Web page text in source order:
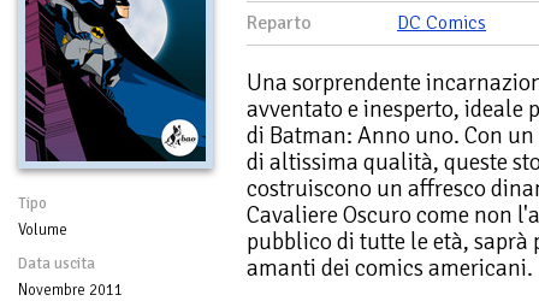
Tipo
Volume
Data uscita
Novembre 2011
Reparto
DC Comics
Una sorprendente
avventato e inesperto, ideale
di Batman: Anno uno. Con
di altissima qualità, queste
costruiscono un affresco
Cavaliere Oscuro come non
pubblico di tutte le età, saprà
amanti dei comics americani.